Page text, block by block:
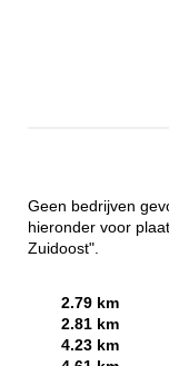
Geen bedrijven
hieronder voor
Zuidoost".
2.79 km
2.81 km
4.23 km